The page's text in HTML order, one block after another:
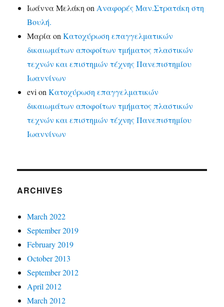
Ιωάννα Μελάκη on Αναφορές Μαν.Στρατάκη στη
Βουλή.
ΜαρίαonΚατοχύρωση επαγγελματικών
δικαιωμάτων αποφοίτων τμήματος πλαστικών
τεχνών και επιστημών τέχνης Πανεπιστημίου
Ιωαννίνων
evi onΚατοχύρωση επαγγελματικών
δικαιωμάτων αποφοίτων τμήματος πλαστικών
τεχνών και επιστημών τέχνης Πανεπιστημίου
Ιωαννίνων
ARCHIVES
March 2022
September 2019
February 2019
October 2013
September 2012
April 2012
March 2012